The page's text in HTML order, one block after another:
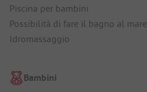
Piscina per bambini
Possibilità di fare il bagno al mare
Idromassaggio
Bambini